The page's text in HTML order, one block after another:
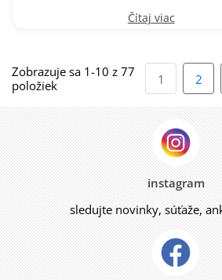
Čítaj viac
Zobrazuje sa 1-10 z 77
položiek
1 2
instagram
sledujte novinky, súťaže,